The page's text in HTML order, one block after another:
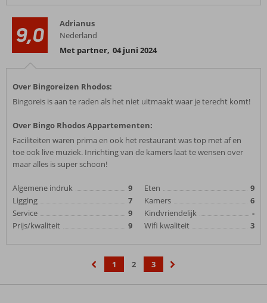
9,0
Adrianus
Nederland
Met partner, 04 juni 2024
Over Bingoreizen Rhodos:
Bingoreis is aan te raden als het niet uitmaakt waar je terecht komt!
Over Bingo Rhodos Appartementen:
Faciliteiten waren prima en ook het restaurant was top met af en
toe ook live muziek. Inrichting van de kamers laat te wensen over
maar alles is super schoon!
Algemene indruk
9
Ligging
7
Service
9
Prijs/kwaliteit
9
Eten
9
Kamers
6
Kindvriendelijk
-
Wifi kwaliteit
3
1 2
3